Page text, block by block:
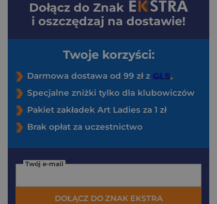
Dołącz do Znak
i oszczędzaj na dostawie!
Twoje korzyści:
Darmowa dostawa od 99 zł z
Specjalne zniżki tylko dla klubowiczów
Pakiet zakładek Art Ladies za 1 zł
Brak opłat za uczestnictwo
Twój e-mail
DOŁĄCZ DO ZNAK EKSTRA